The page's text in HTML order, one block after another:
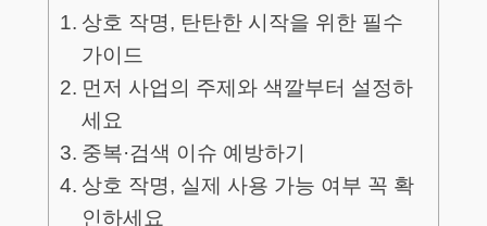
상호 작명, 탄탄한 시작을 위한 필수
가이드
먼저 사업의 주제와 색깔부터 설정하
세요
중복·검색 이슈 예방하기
상호 작명, 실제 사용 가능 여부 꼭 확
인하세요